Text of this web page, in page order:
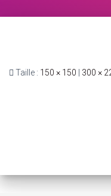
Taille : 150 × 150 300 ×